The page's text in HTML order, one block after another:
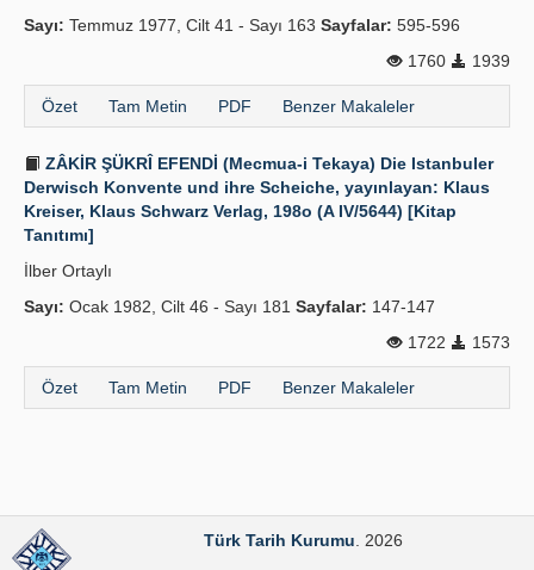
İlkeler
Kılavuzlar
İletişim
Sayı: Temmuz 1977, Cilt 41 - Sayı 163 Sayfalar: 595-596
1760
1939
Özet Tam Metin PDF Benzer Makaleler
ZÂKİR ŞÜKRÎ EFENDİ (Mecmua-i Tekaya) Die Istanbuler
Derwisch Konvente und ihre Scheiche, yayınlayan: Klaus
Kreiser, Klaus Schwarz Verlag, 198o (A IV/5644) [Kitap
Tanıtımı]
İlber Ortaylı
Sayı: Ocak 1982, Cilt 46 - Sayı 181 Sayfalar: 147-147
1722
1573
Özet Tam Metin PDF Benzer Makaleler
Türk Tarih Kurumu . 2026